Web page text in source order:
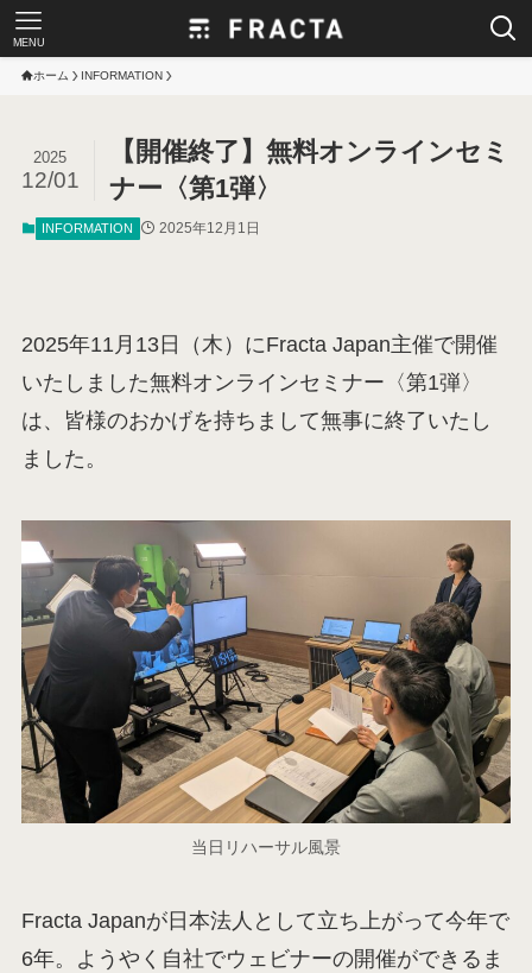
MENU
ホーム INFORMATION
【開催終了】無料オンラインセミ
ナー〈第1弾〉
2025
12/01
INFORMATION 2025年12月1日
2025年11月13日（木）にFracta Japan主催で開催
いたしました無料オンラインセミナー〈第1弾〉
は、皆様のおかげを持ちまして無事に終了いたし
ました。
当日リハーサル風景
Fracta Japanが日本法人として立ち上がって今年で
6年。ようやく自社でウェビナーの開催ができるま